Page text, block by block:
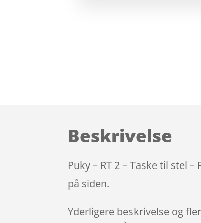
Beskrivelse
Puky – RT 2 – Taske til stel
på siden.
Yderligere beskrivelse og